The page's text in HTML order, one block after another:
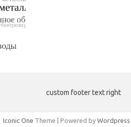
custom footer text right
Iconic One Theme | Powered by Wordpress